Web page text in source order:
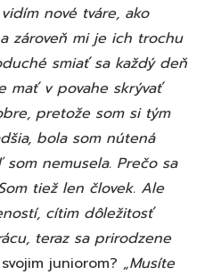
nové tváre, ako
zároveň mi je ich trochu
smiať sa každý deň
mať v povahe skrývať
pretože som si tým
bola som nútená
nemusela. Prečo sa
tiež len človek. Ale
cítim dôležitosť
teraz sa prirodzene
juniorom? „Musíte